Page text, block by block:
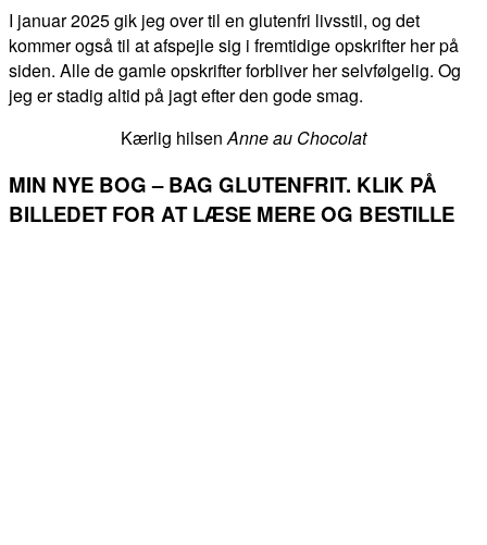
I januar 2025 gik jeg over til en glutenfri livsstil, og det
kommer også til at afspejle sig i fremtidige opskrifter her på
siden. Alle de gamle opskrifter forbliver her selvfølgelig. Og
jeg er stadig altid på jagt efter den gode smag.
Kærlig hilsenAnne au Chocolat
MIN NYE BOG – BAG GLUTENFRIT. KLIK PÅ
BILLEDET FOR AT LÆSE MERE OG BESTILLE